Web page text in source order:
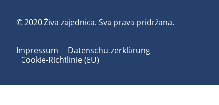
© 2020 Živa zajednica. Sva prava pridržana.
Impressum
Datenschutzerklärung
Cookie-Richtlinie (EU)